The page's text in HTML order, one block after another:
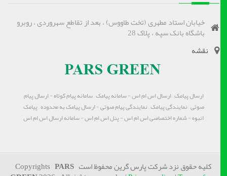
خیابان استاد مطهری (تخت طاووس) ، بعد از تقاطع سهروردی ، روبرو
باشگاه بانک سپه ، پلاک 28
نقشه
ارسال پیامک – ارسال اس ام اس - سامانه پیامک – سامانه پیام کوتاه - ارسال پیام
صوتی – نمایندگی پیامک – نمایندگی پیام صوتی - ارسال پیامک به محدوده – پیامک
انبوه - شماره اختصاصی اس ام اس - پنل اس ام اس - سامانه ارسال اس ام اس
کلیه حقوق نزد شرکت پارس گرین محفوظ است CopyrightsPARS